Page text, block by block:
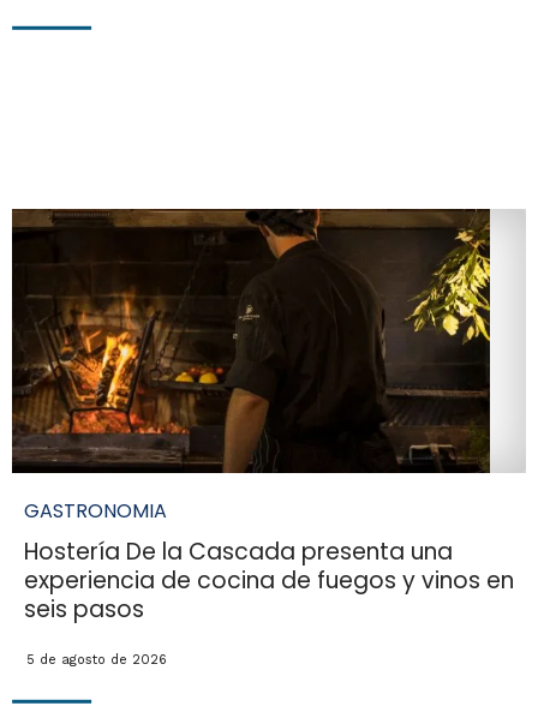
GASTRONOMIA
Hostería De la Cascada presenta una
experiencia de cocina de fuegos y vinos en
seis pasos
5 de agosto de 2026